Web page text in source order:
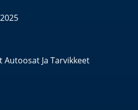
Autoosat Ja Tarvikkeet